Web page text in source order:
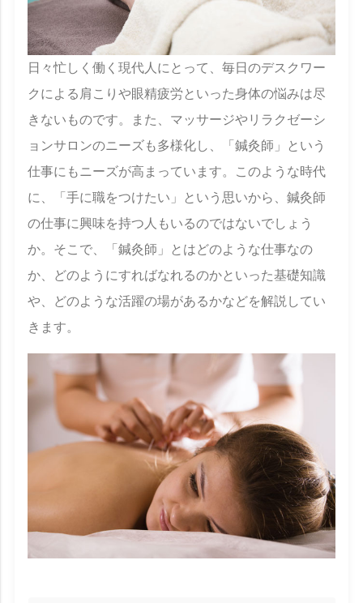
日々忙しく働く現代人にとって、毎日のデスクワー
クによる肩こりや眼精疲労といった身体の悩みは尽
きないものです。また、マッサージやリラクゼーシ
ョンサロンのニーズも多様化し、「鍼灸師」という
仕事にもニーズが高まっています。このような時代
に、「手に職をつけたい」という思いから、鍼灸師
の仕事に興味を持つ人もいるのではないでしょう
か。そこで、「鍼灸師」とはどのような仕事なの
か、どのようにすればなれるのかといった基礎知識
や、どのような活躍の場があるかなどを解説してい
きます。